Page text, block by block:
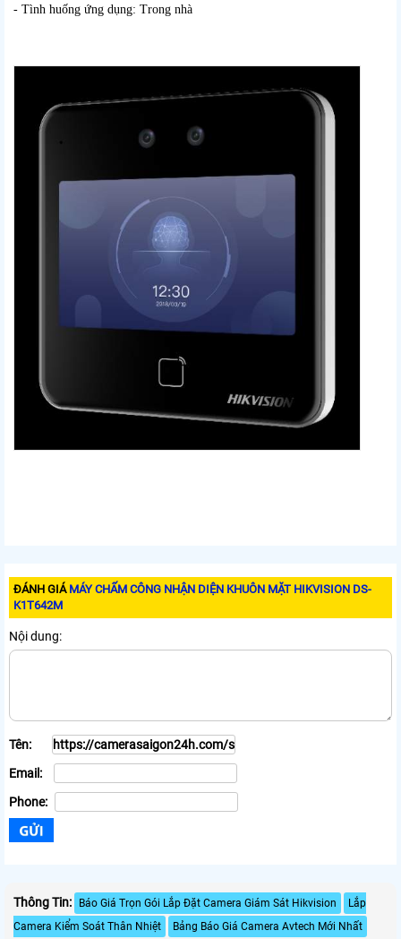
- Tình huống ứng dụng: Trong nhà
ĐÁNH GIÁ MÁY CHẤM CÔNG NHẬN DIỆN KHUÔN MẶT HIKVISION DS-
K1T642M
Nội dung:
Tên:
Email:
Phone:
Thông Tin: Báo Giá Trọn Gói Lắp Đặt Camera Giám Sát Hikvision
Lắp
Camera Kiểm Soát Thân Nhiệt
Bảng Báo Giá Camera Avtech Mới Nhất